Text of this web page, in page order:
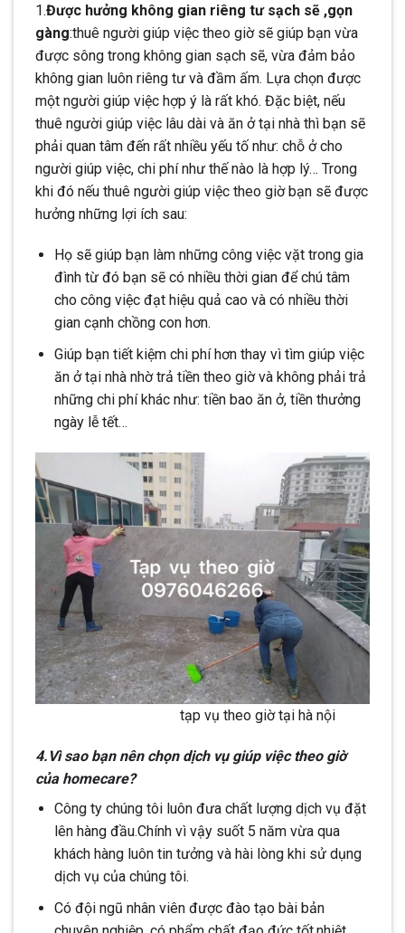
1.Được hưởng không gian riêng tư sạch sẽ ,gọn
gàng:thuê người giúp việc theo giờ sẽ giúp bạn vừa
được sông trong không gian sạch sẽ, vừa đảm bảo
không gian luôn riêng tư và đầm ấm. Lựa chọn được
một người giúp việc hợp ý là rất khó. Đặc biệt, nếu
thuê người giúp việc lâu dài và ăn ở tại nhà thì bạn sẽ
phải quan tâm đến rất nhiều yếu tố như: chỗ ở cho
người giúp việc, chi phí như thế nào là hợp lý… Trong
khi đó nếu thuê người giúp việc theo giờ bạn sẽ được
hưởng những lợi ích sau:
Họ sẽ giúp bạn làm những công việc vặt trong gia
đình từ đó bạn sẽ có nhiều thời gian để chú tâm
cho công việc đạt hiệu quả cao và có nhiều thời
gian cạnh chồng con hơn.
Giúp bạn tiết kiệm chi phí hơn thay vì tìm giúp việc
ăn ở tại nhà nhờ trả tiền theo giờ và không phải trả
những chi phí khác như: tiền bao ăn ở, tiền thưởng
ngày lễ tết…
tạp vụ theo giờ tại hà nội
4.Vì sao bạn nên chọn dịch vụ giúp việc theo giờ
của homecare?
Công ty chúng tôi luôn đưa chất lượng dịch vụ đặt
lên hàng đầu.Chính vì vậy suốt 5 năm vừa qua
khách hàng luôn tin tưởng và hài lòng khi sử dụng
dịch vụ của chúng tôi.
Có đội ngũ nhân viên được đào tạo bài bản